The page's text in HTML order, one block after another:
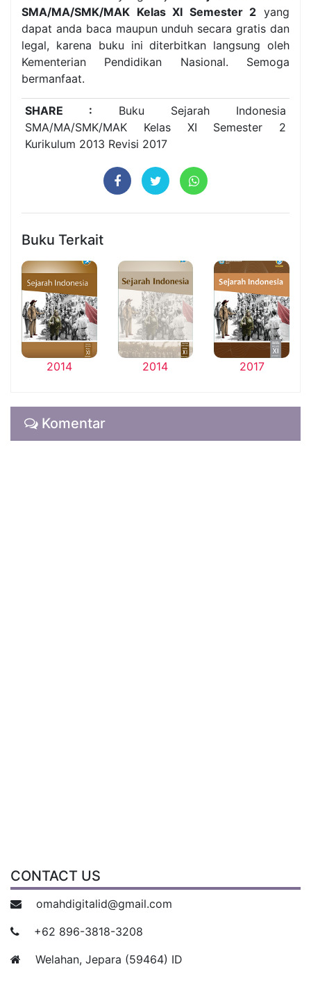
SMA/MA/SMK/MAK Kelas XI Semester 2 yang
dapat anda baca maupun unduh secara gratis dan
legal, karena buku ini diterbitkan langsung oleh
Kementerian Pendidikan Nasional. Semoga
bermanfaat.
SHARE : Buku Sejarah Indonesia
SMA/MA/SMK/MAK Kelas XI Semester 2
Kurikulum 2013 Revisi 2017
Buku Terkait
2014 2014 2017
Komentar
CONTACT US
omahdigitalid@gmail.com
+62 896-3818-3208
Welahan, Jepara (59464) ID